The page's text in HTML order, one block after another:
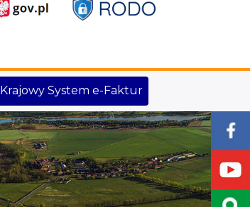
Krajowy System e-Faktur